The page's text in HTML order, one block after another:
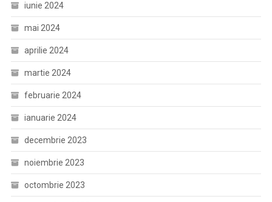
iunie 2024
mai 2024
aprilie 2024
martie 2024
februarie 2024
ianuarie 2024
decembrie 2023
noiembrie 2023
octombrie 2023